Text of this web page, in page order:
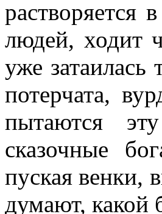
растворяется
людей, ходит
уже
потерчата,
пытаются
сказочные
пуская венки,
думают, какой